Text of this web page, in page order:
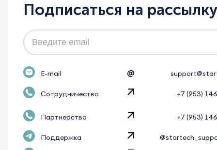
Подписаться на рассылку
E-mail @
Сотрудничество +7 (953)
Партнерство +7 (953)
Поддержка